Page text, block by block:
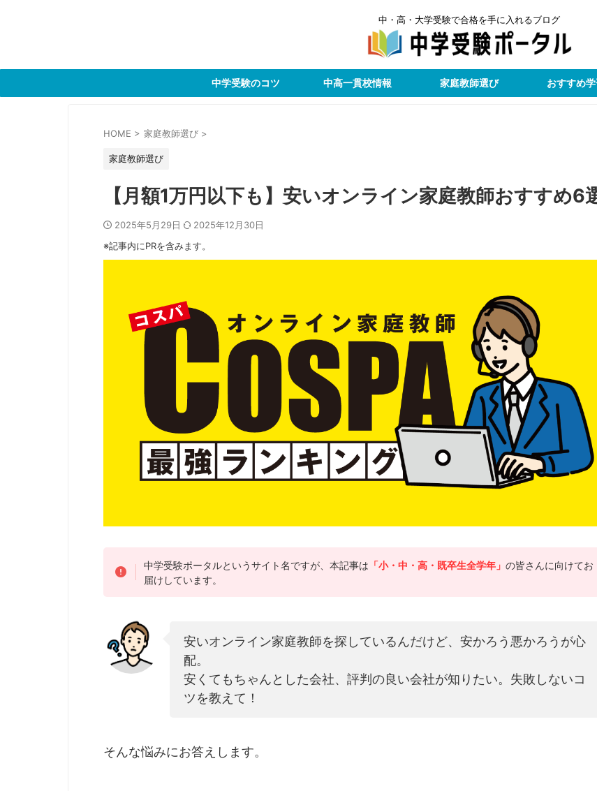
中・高・大学受験で合格を手に入れるブログ
中学受験のコツ 中高一貫校情報 家庭教師選び おすすめ
HOME > 家庭教師選び >
家庭教師選び
【月額1万円以下も】安いオンライン家庭教師おすすめ6
2025年5月29日
2025年12月30日
※記事内にPRを含みます。
中学受験ポータルというサイト名ですが、本記事は 「小・中・高・既卒生全学年」の皆さんに向けてお
届けしています。
安いオンライン家庭教師を探しているんだけど、安かろう悪かろうが心
配。
安くてもちゃんとした会社、評判の良い会社が知りたい。失敗しないコ
ツを教えて！
そんな悩みにお答えします。